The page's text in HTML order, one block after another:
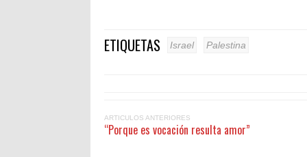
ETIQUETAS Israel Palestina
ARTICULOS ANTERIORES
“Porque es vocación resulta amor”